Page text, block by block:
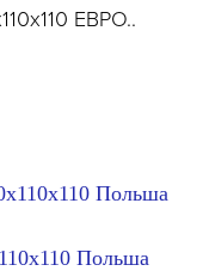
ЕВРО..
Польша